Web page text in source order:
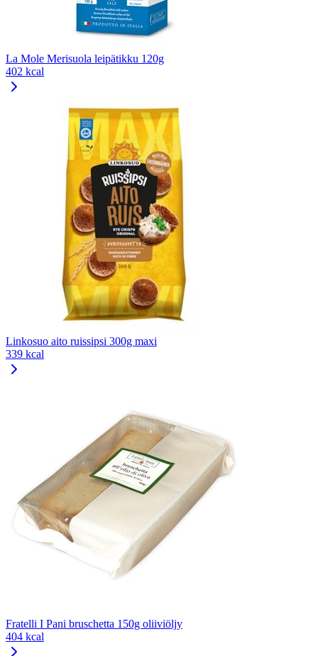
La Mole Merisuola leipätikku 120g
402 kcal
Linkosuo aito ruissipsi 300g maxi
339 kcal
Fratelli I Pani bruschetta 150g oliiviöljy
404 kcal